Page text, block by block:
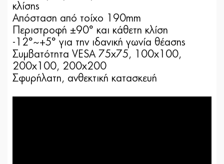
κλίσης
Aπόσταση από τοίχο 190mm
Περιστροφή ±90° και κάθετη κλίση
-12°~+5° για την ιδανική γωνία θέασης
Συμβατότητα VESA 75x75, 100x100,
200x100, 200x200
Σφυρήλατη, ανθεκτική κατασκευή